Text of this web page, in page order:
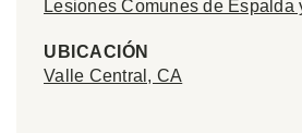
Lesiones Comunes de Espalda
UBICACIÓN
Valle Central, CA